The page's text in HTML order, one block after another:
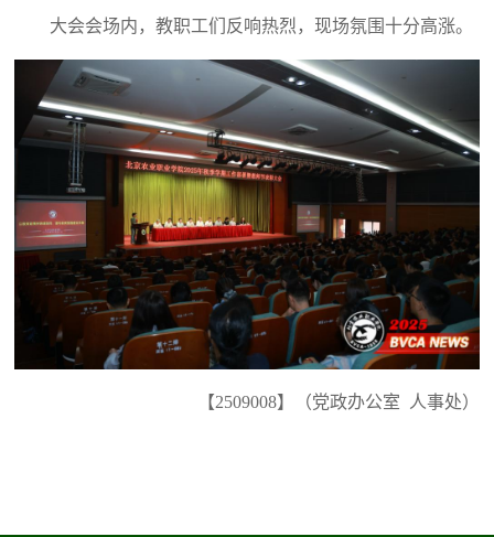
大会会场内，教职工们反响热烈，现场氛围十分高涨。
【2509008】（党政办公室 人事处）